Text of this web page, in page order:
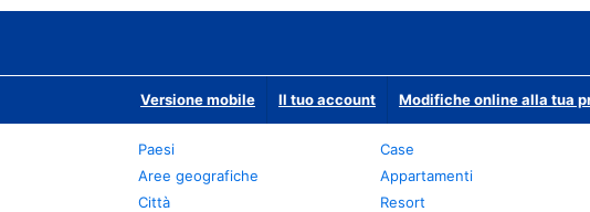
Versione mobile Il tuo account Modifiche online alla tua
Paesi
Aree geografiche
Città
Case
Appartamenti
Resort